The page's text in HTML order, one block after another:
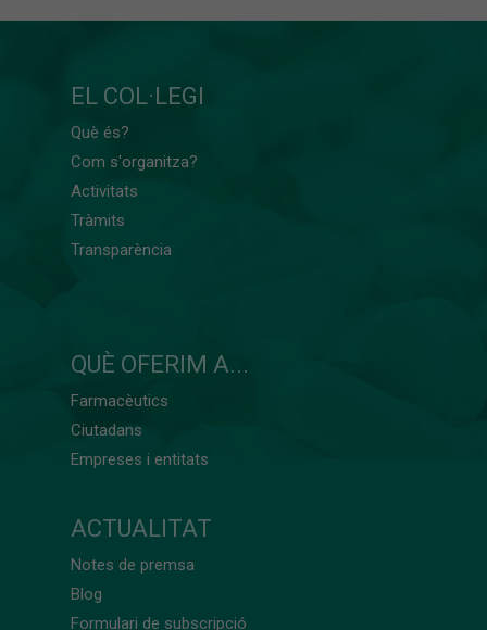
EL COL·LEGI
Què és?
Com s'organitza?
Activitats
Tràmits
Transparència
QUÈ OFERIM A...
Farmacèutics
Ciutadans
Empreses i entitats
ACTUALITAT
Notes de premsa
Blog
Formulari de subscripció